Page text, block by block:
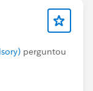
perguntou